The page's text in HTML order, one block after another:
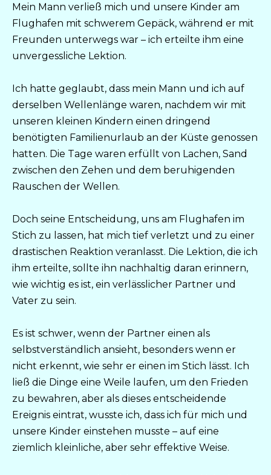
Mein Mann verließ mich und unsere Kinder am
Flughafen mit schwerem Gepäck, während er mit
Freunden unterwegs war – ich erteilte ihm eine
unvergessliche Lektion.
Ich hatte geglaubt, dass mein Mann und ich auf
derselben Wellenlänge waren, nachdem wir mit
unseren kleinen Kindern einen dringend
benötigten Familienurlaub an der Küste genossen
hatten. Die Tage waren erfüllt von Lachen, Sand
zwischen den Zehen und dem beruhigenden
Rauschen der Wellen.
Doch seine Entscheidung, uns am Flughafen im
Stich zu lassen, hat mich tief verletzt und zu einer
drastischen Reaktion veranlasst. Die Lektion, die ich
ihm erteilte, sollte ihn nachhaltig daran erinnern,
wie wichtig es ist, ein verlässlicher Partner und
Vater zu sein.
Es ist schwer, wenn der Partner einen als
selbstverständlich ansieht, besonders wenn er
nicht erkennt, wie sehr er einen im Stich lässt. Ich
ließ die Dinge eine Weile laufen, um den Frieden
zu bewahren, aber als dieses entscheidende
Ereignis eintrat, wusste ich, dass ich für mich und
unsere Kinder einstehen musste – auf eine
ziemlich kleinliche, aber sehr effektive Weise.